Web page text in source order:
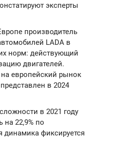
эксперты
производитель
LADA в
норм: действующий
двигателей.
европейский рынок
в 2024
в 2021 году
на 22,9% по
фиксируется